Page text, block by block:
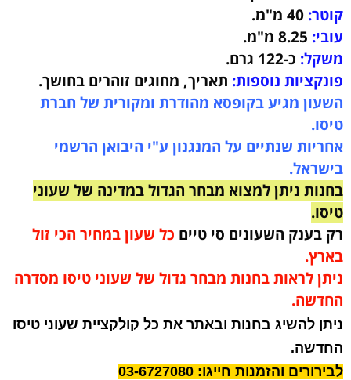
קוטר:40
מ"מ.
עובי:8.25
מ"מ.
משקל:כ-122 גרם
.
פונקציות נוספות: תאריך, מחוגים זוהרים בחושך.
השעון מגיע בקופסא מהודרת ומקורית של חברת
טיסו.
אחריות שנתיים על המנגנון ע"י היבואן הרשמי
בישראל.
בחנות ניתן למצוא מבחר הגדול במדינה של שעוני
טיסו.
רק בענק השעונים סי טיים כל שעון במחיר הכי זול
בארץ.
ניתן לראות בחנות מבחר גדול של שעוני טיסו מסדרה
החדשה.
ניתן להשיג בחנות ובאתר את כל קולקציית שעוני טיסו
החדשה.
לבירורים והזמנות חייגו: 03-6727080